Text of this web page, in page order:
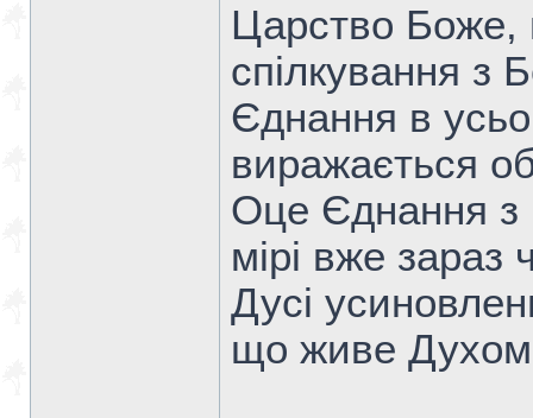
Царство Боже,
спілкування з
Єднання в
виражається
Оце Єднання з
мірі вже
Дусі
що живе